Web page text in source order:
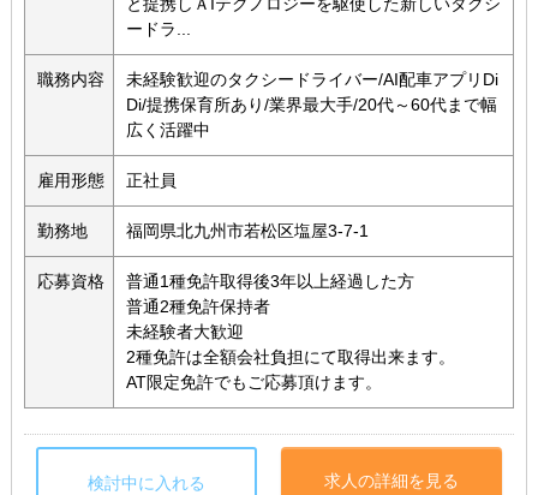
と提携しＡIテクノロジーを駆使した新しいタクシ
ードラ...
職務内容
未経験歓迎のタクシードライバー/AI配車アプリDi
Di/提携保育所あり/業界最大手/20代～60代まで幅
広く活躍中
雇用形態 正社員
勤務地 福岡県北九州市若松区塩屋3-7-1
応募資格
普通1種免許取得後3年以上経過した方
普通2種免許保持者
未経験者大歓迎
2種免許は全額会社負担にて取得出来ます。
AT限定免許でもご応募頂けます。
検討中に入れる 求人の詳細を見る